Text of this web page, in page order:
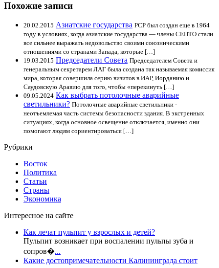
Похожие записи
20.02.2015 Азиатские государства РСР был создан еще в 1964
году в условиях, когда азиатские государства — члены СЕНТО стали
все сильнее выражать недовольство своими союзническими
отношениями со странами Запада, которые […]
19.03.2015 Председатели Совета Председателем Совета и
генеральным секретарем ЛАГ была создана так называемая комиссия
мира, которая совершила серию визитов в ИАР, Иорданию и
Саудовскую Аравию для того, чтобы «перекинуть […]
09.05.2024 Как выбрать потолочные аварийные
светильники? Потолочные аварийные светильники -
неотъемлемая часть системы безопасности здания. В экстренных
ситуациях, когда основное освещение отключается, именно они
помогают людям сориентироваться […]
Рубрики
Восток
Политика
Статьи
Страны
Экономика
Интересное на сайте
Как лечат пульпит у взрослых и детей?
Пульпит возникает при воспалении пульпы зуба и
сопров�...
Какие достопримечательности Калининграда стоит